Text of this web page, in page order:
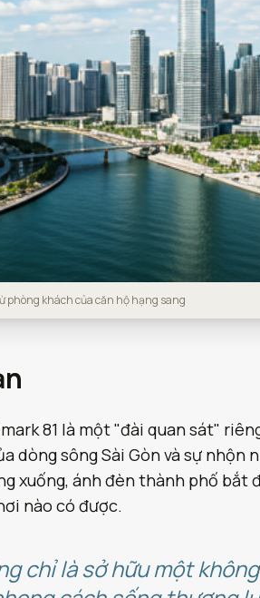
phòng khách của căn hộ hạng sang
81 là một "đài quan sát"
sông Sài Gòn và sự nhộn
xuống, ánh đèn thành phố bắt
nào có được.
chỉ là sở hữu một